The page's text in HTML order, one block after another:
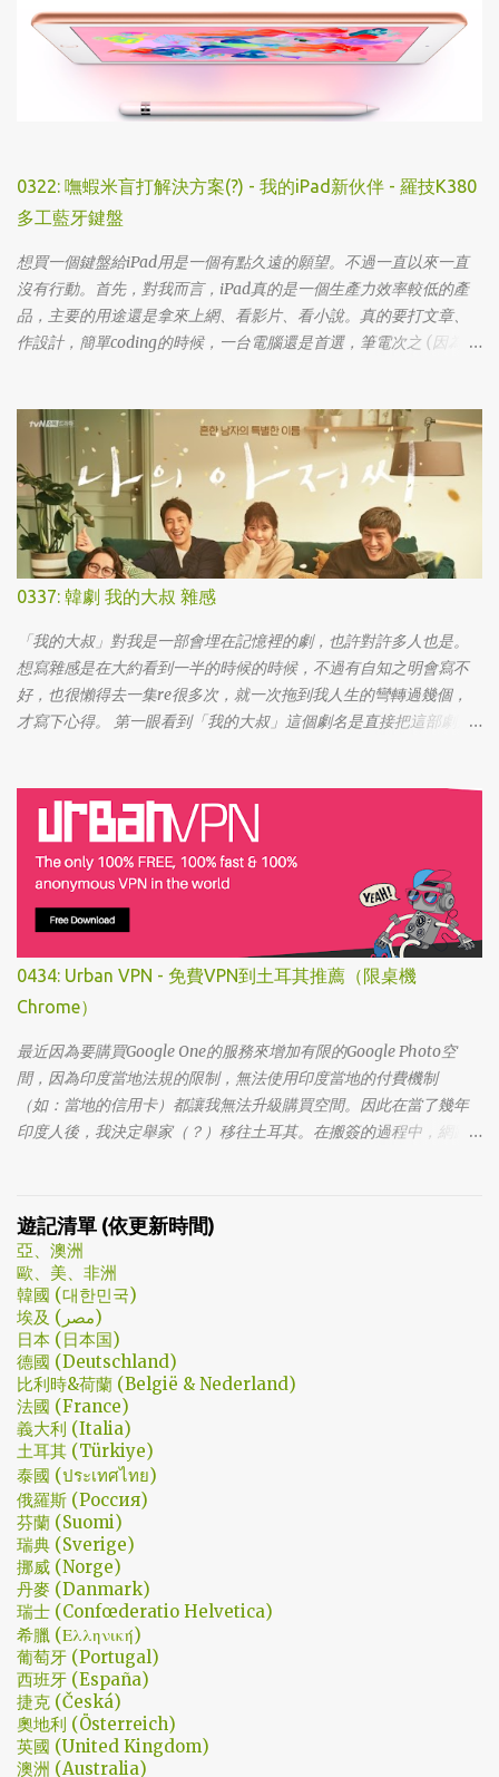
0322: 嘸蝦米盲打解決方案(?) - 我的iPad新伙伴 - 羅技K380
多工藍牙鍵盤
想買一個鍵盤給iPad用是一個有點久遠的願望。不過一直以來一直
沒有行動。首先，對我而言，iPad真的是一個生產力效率較低的產
品，主要的用途還是拿來上網、看影片、看小說。真的要打文章、
作設計，簡單coding的時候，一台電腦還是首選，筆電次之 (因為我
這一塊吧... 可惜大一畫了一個學期的蛋之後，我就知道我在這一塊應
該是沒啥天份的XD
0337: 韓劇 我的大叔 雜感
「我的大叔」對我是一部會埋在記憶裡的劇，也許對許多人也是。
想寫雜感是在大約看到一半的時候的時候，不過有自知之明會寫不
好，也很懶得去一集re很多次，就一次拖到我人生的彎轉過幾個，
才寫下心得。 第一眼看到「我的大叔」這個劇名是直接把這部劇放
不斷，加上面臨了美、日、韓劇的劇荒，個人又特愛喪劇，我硬是
在找出來看了一次…。 不得不說，開頭的辦公室場景，打昆蟲的的情
節和打在代表頭上奇異動畫，讓我以為這是次世代的搞笑辦公室
劇。第一集看完的時候，說真的還真不知道這部劇集要表達什麼 -
因為開頭讓我覺得無厘頭的場景和後續開始步入至安的黑暗世界，
讓我好難入戲。 為什麼要作這飄蟲視角? 為什麼要加這些星星? 所以
當我推這部戲給朋友的時候，我和朋友說一定要撐過第一集，過了
就沒事了… 很可惜的是，當後面我每集都看到落淚的時候，我朋友無
法體會，因為她在第一集就陣亡了。 題外話，整部影集完結後，我
還是在劇荒中，再重看第一集，意外的覺得發現角色們的另外一
面。像是大叔上班時原來是講冷笑話的高手；至安那張毫無感情的
臉，讓人恐懼；另外大叔老婆偷情偷的天經地義，無負擔，也讓我
嚇到。 看這鏡頭有時候都不知道老婆怎麼會回心轉意。 如同版友們
劇了；接著至安把都俊永代表玩弄掌心的談判…這倒底是怎麼樣風格
的劇集，難倒是推理劇嗎? 但是主角三兄弟與媽媽的鬥嘴，這不應該
是家庭劇嗎? 說到家庭劇，這部劇我第一個哭點和男女主角無關，而
是在大哥被罵，媽媽放下便當離開，之後對他微笑的那場戲。然後
我知道，我放不下這部劇了。 但這編劇藥下的好猛，同一集還不肯
放手。結尾細節就不說了，硬是收的漂亮 - 這麼棒的劇才第四集，
不禁讓我倍感期待，也開始每週期待上演的時間。 還加了Prison
Break的梗，剛好我就是PB的劇迷呀!!! 這應該是很感人的橋段，但怎
麼腦海中覺得奶奶好像和ET一樣要飛往月球了… 看到這的時候只覺
得大叔身體真是好，我應該已經無法揹著媽...
0434: Urban VPN - 免費VPN到土耳其推薦（限桌機
Chrome）
最近因為要購買Google One的服務來增加有限的Google Photo空
間，因為印度當地法規的限制，無法使用印度當地的付費機制
（如：當地的信用卡）都讓我無法升級購買空間。因此在當了幾年
印度人後，我決定舉家（？）移往土耳其。在搬簽的過程中，網路
期了… 在花了幾個小時試了一下，目前與大家推薦的是Urban VPN
遊記清單 (依更新時間)
亞、澳洲
歐、美、非洲
韓國 (대한민국)
埃及 (مصر)
日本 (日本国)
德國 (Deutschland)
比利時&荷蘭 (België & Nederland)
法國 (France)
義大利 (Italia)
土耳其 (Türkiye)
泰國 (ประเทศไทย)
俄羅斯 (Россия)
芬蘭 (Suomi)
瑞典 (Sverige)
挪威 (Norge)
丹麥 (Danmark)
瑞士 (Confœderatio Helvetica)
希臘 (Ελληνική)
葡萄牙 (Portugal)
西班牙 (España)
捷克 (Česká)
奧地利 (Österreich)
英國 (United Kingdom)
澳洲 (Australia)